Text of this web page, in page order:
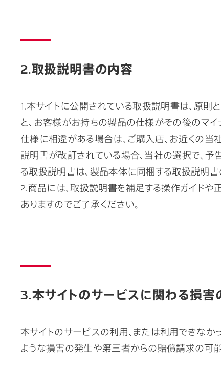
2.取扱説明書の内容
1.本サイトに公開されている取扱説明書は、原則
と、お客様がお持ちの製品の仕様がその後のマ
仕様に相違がある場合は、ご購入店、お近くの
説明書が改訂されている場合、当社の選択で、予
る取扱説明書は、製品本体に同梱する取扱説明
2.商品には、取扱説明書を補足する操作ガイド
ありますのでご了承ください。
3.本サイトのサービスに関わる損害
本サイトのサービスの利用、または利用できなか
ような損害の発生や第三者からの賠償請求の可